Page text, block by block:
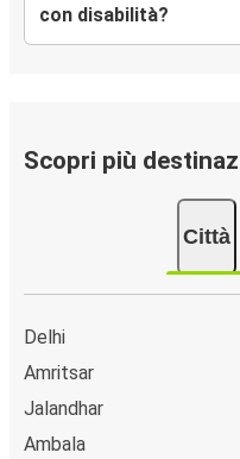
con disabilità?
Scopri più
Città
Delhi
Amritsar
Jalandhar
Ambala